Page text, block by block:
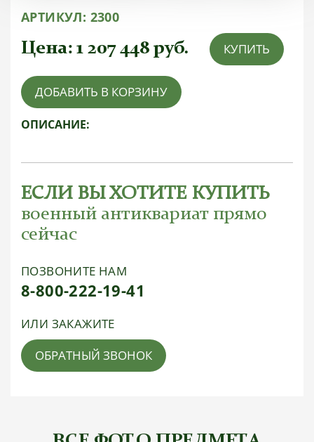
АРТИКУЛ: 2300
Цена: 1 207 448 руб. КУПИТЬ
ДОБАВИТЬ В КОРЗИНУ
ОПИСАНИЕ:
ЕСЛИ ВЫ ХОТИТЕ КУПИТЬ
военный антиквариат прямо
сейчас
ПОЗВОНИТЕ НАМ
8-800-222-19-41
ИЛИ ЗАКАЖИТЕ
ОБРАТНЫЙ ЗВОНОК